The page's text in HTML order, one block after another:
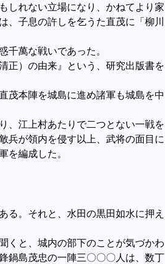
しれない立場になり、かねてより家
子息の許しを乞うた直茂に「柳川
萬な戦いであった。
正）の由来』という、研究出版書を
茂本陣を城島に進め諸軍も城島を中
、江上村あたりで二つとない一戦を
兵が領内を侵す以上、武将の面目に
を編成した。
。それと、水田の黒田如水に押え
くと、城内の部下のことが気づかわ
鍋島茂忠の一陣三〇〇〇人は、数丁